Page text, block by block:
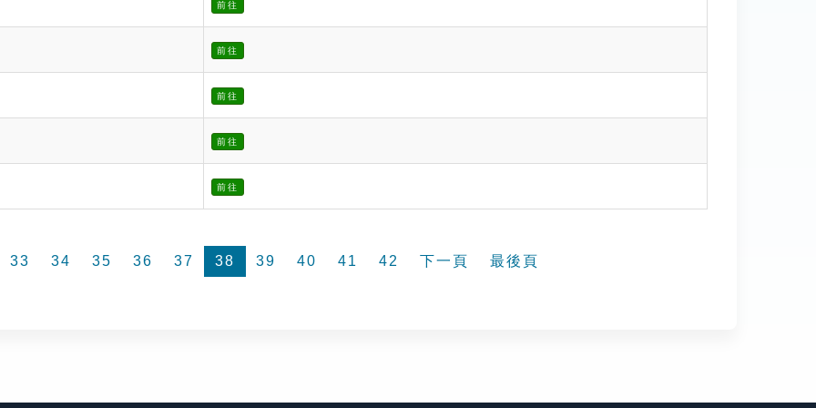
前往
前往
前往
前往
前往
33 34 35 36 37 38 39 40 41 42 下一頁 最後頁